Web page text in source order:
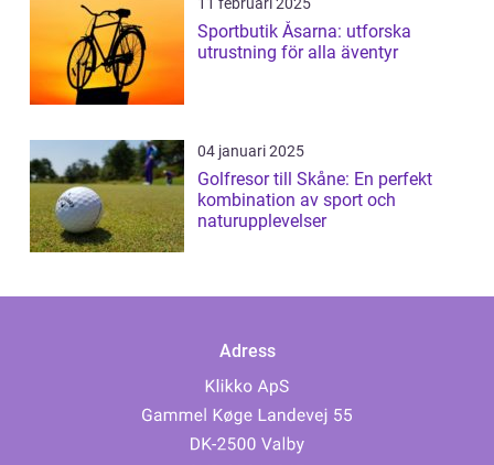
Sportbutik Åsarna: utforska
utrustning för alla äventyr
04 januari 2025
Golfresor till Skåne: En perfekt
kombination av sport och
naturupplevelser
Adress